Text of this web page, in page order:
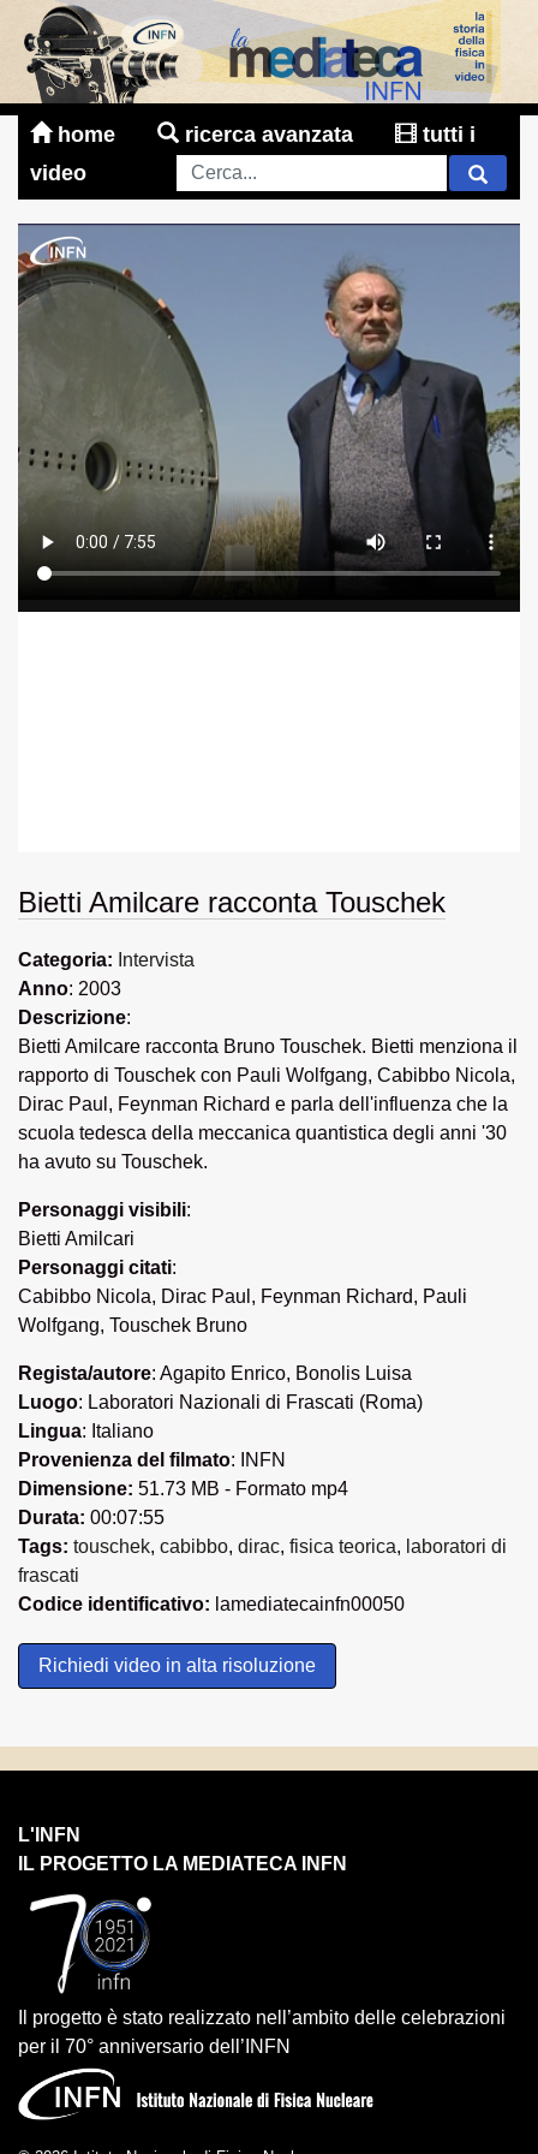
home ricerca avanzata
tutti i
video
Bietti Amilcare racconta Touschek
Categoria: Intervista
Anno: 2003
Descrizione:
Bietti Amilcare racconta Bruno Touschek. Bietti menziona il
rapporto di Touschek con Pauli Wolfgang, Cabibbo Nicola,
Dirac Paul, Feynman Richard e parla dell'influenza che la
scuola tedesca della meccanica quantistica degli anni '30
ha avuto su Touschek.
Personaggi visibili:
Bietti Amilcari
Personaggi citati:
Cabibbo Nicola, Dirac Paul, Feynman Richard, Pauli
Wolfgang, Touschek Bruno
Regista/autore: Agapito Enrico, Bonolis Luisa
Luogo: Laboratori Nazionali di Frascati (Roma)
Lingua: Italiano
Provenienza del filmato: INFN
Dimensione: 51.73 MB - Formato mp4
Durata: 00:07:55
Tags: touschek, cabibbo, dirac, fisica teorica, laboratori di
frascati
Codice identificativo: lamediatecainfn00050
Richiedi video in alta risoluzione
L'INFN
IL PROGETTO LA MEDIATECA INFN
Il progetto è stato realizzato nell’ambito delle celebrazioni
per il 70° anniversario dell’INFN